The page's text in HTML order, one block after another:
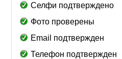
Селфи подтверждено
Фото проверены
Email подтвержден
Телефон подтвержден